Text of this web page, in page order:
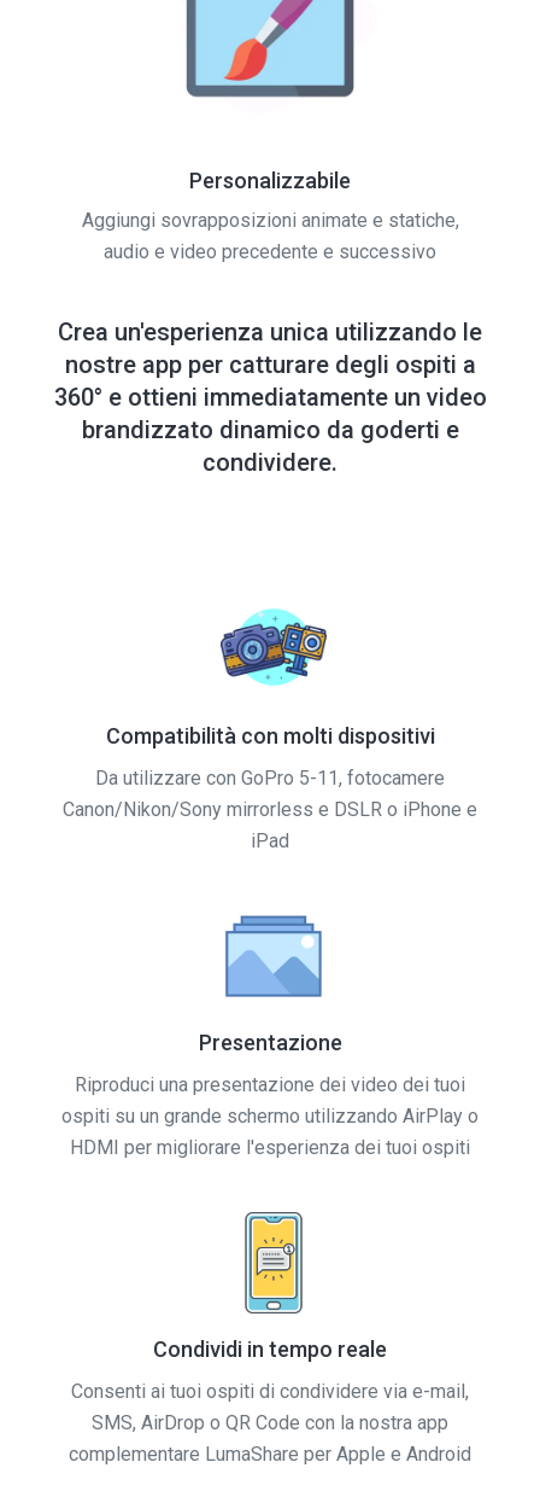
Personalizzabile
Aggiungi sovrapposizioni animate e statiche,
audio e video precedente e successivo
Crea un'esperienza unica utilizzando le
nostre app per catturare degli ospiti a
360° e ottieni immediatamente un video
brandizzato dinamico da goderti e
condividere.
Compatibilità con molti dispositivi
Da utilizzare con GoPro 5-11, fotocamere
Canon/Nikon/Sony mirrorless e DSLR o iPhone e
iPad
Presentazione
Riproduci una presentazione dei video dei tuoi
ospiti su un grande schermo utilizzando AirPlay o
HDMI per migliorare l'esperienza dei tuoi ospiti
Condividi in tempo reale
Consenti ai tuoi ospiti di condividere via e-mail,
SMS, AirDrop o QR Code con la nostra app
complementare LumaShare per Apple e Android